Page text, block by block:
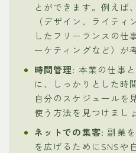
とができます。例えば
（デザイン、ライテ
したフリーランスの仕
ーケティングなど）が
時間管理: 本業の仕事
に、しっかりとした時
自分のスケジュールを
使う方法を見つけまし
ネットでの集客: 副業
を広げるためにSNSや